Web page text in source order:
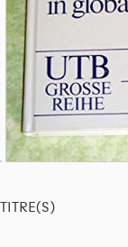
TITRE(S)